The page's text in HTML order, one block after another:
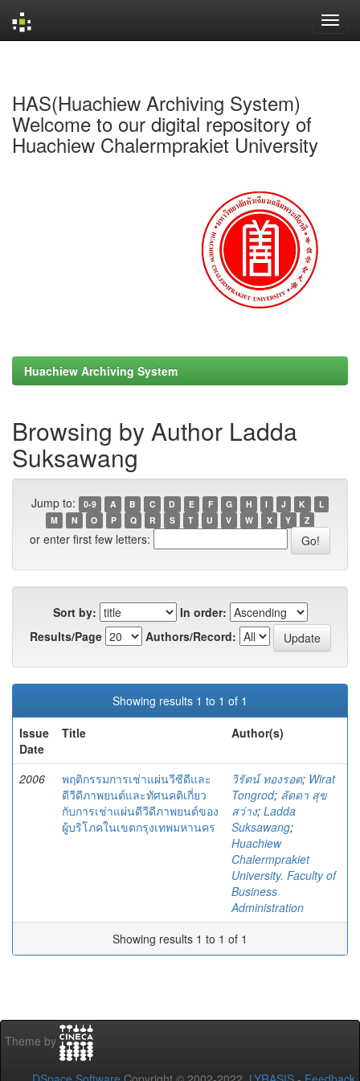
HAS(Huachiew Archiving System)
Welcome to our digital repository of
Huachiew Chalermprakiet University
Huachiew Archiving System
Browsing by Author Ladda
Suksawang
Jump to: 0-9 A B C D E F G H I J K
L
M
N O P Q R S T U V W X Y Z
or enter first few letters:
Sort by:
In order:
Results/Page
Authors/Record:
Showing results 1 to 1 of 1
Issue
Date
Title Author(s)
2006
พฤติกรรมการเช่าแผ่นวีซีดีและ
ดีวีดีภาพยนต์และทัศนคติเกี่ยว
กับการเช่าแผ่นดีวีดีภาพยนต์ของ
ผู้บริโภคในเขตกรุงเทพมหานคร
วิรัตน์ ทองรอด; Wirat
Tongrod; ลัดดา สุข
สว่าง; Ladda
Suksawang;
Huachiew
Chalermprakiet
University. Faculty of
Business
Administration
Showing results 1 to 1 of 1
Theme by